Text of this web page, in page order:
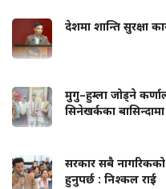
देशमा शान्ति सुरक्षा
मुगु–हुम्ला जोड्ने
सिनेखर्कका
सरकार सबै
हुनुपर्छ : निश्कल राई